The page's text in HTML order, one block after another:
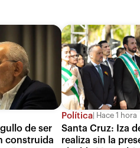
de ser
construida
Política Hace 1 hora
Santa Cruz: Iza
realiza sin la